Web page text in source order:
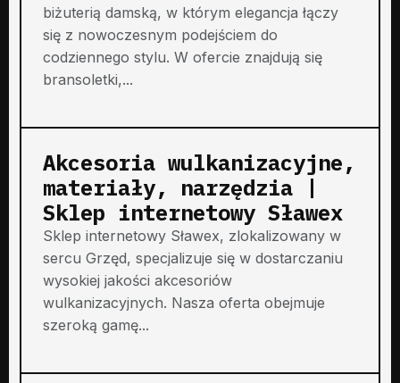
biżuterią damską, w którym elegancja łączy
się z nowoczesnym podejściem do
codziennego stylu. W ofercie znajdują się
bransoletki,...
Akcesoria wulkanizacyjne,
materiały, narzędzia |
Sklep internetowy Sławex
Sklep internetowy Sławex, zlokalizowany w
sercu Grzęd, specjalizuje się w dostarczaniu
wysokiej jakości akcesoriów
wulkanizacyjnych. Nasza oferta obejmuje
szeroką gamę...